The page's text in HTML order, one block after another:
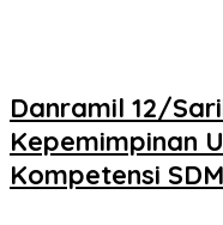
Danramil 12/
Kepemimpinan
Kompetensi